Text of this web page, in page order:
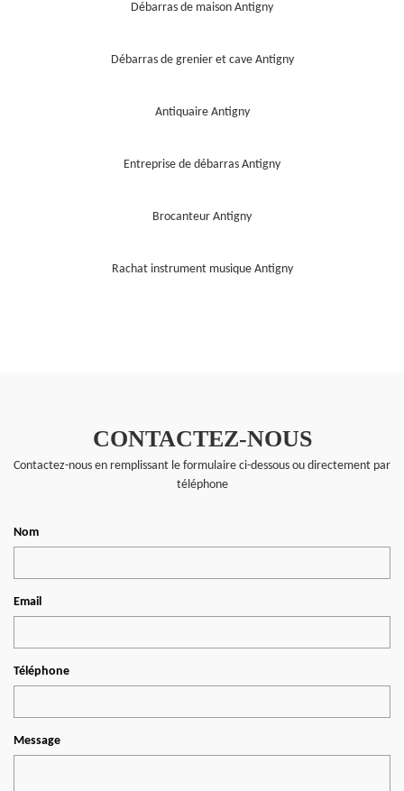
Débarras de maison Antigny
Débarras de grenier et cave Antigny
Antiquaire Antigny
Entreprise de débarras Antigny
Brocanteur Antigny
Rachat instrument musique Antigny
CONTACTEZ-NOUS
Contactez-nous en remplissant le formulaire ci-dessous ou directement par
téléphone
Nom
Email
Téléphone
Message